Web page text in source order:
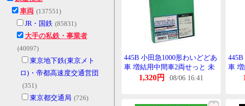
車両 (137551)
JR・国鉄 (85831)
大手の私鉄・事業者
(40097)
東京地下鉄(東京メト
ロ)・帝都高速度交通営団
(351)
東京都交通局 (726)
445B 小田急1000形わいどどあ
車 増結用中間車2両せっと 未
塗装えこのみーきっと[ぐりー
1,320円 08/06 16:41
車
塗